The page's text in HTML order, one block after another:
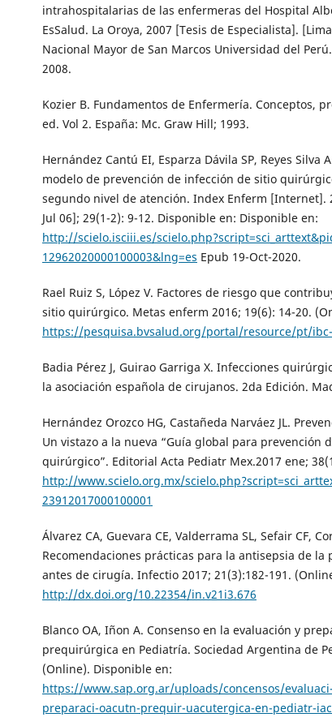
intrahospitalarias de las enfermeras del Hospital
EsSalud. La Oroya, 2007 [Tesis de Especialista].
Nacional Mayor de San Marcos Universidad del
2008.
Kozier B. Fundamentos de Enfermería. Conceptos,
ed. Vol 2. España: Mc. Graw Hill; 1993.
Hernández Cantú EI, Esparza Dávila SP, Reyes Silva
modelo de prevención de infección de sitio
segundo nivel de atención. Index Enferm [Internet].
Jul 06]; 29(1-2): 9-12. Disponible en: Disponible en:
http://scielo.isciii.es/
12962020000100003&lng=es Epub 19-Oct-2020.
Rael Ruiz S, López V. Factores de riesgo que
sitio quirúrgico. Metas enferm 2016; 19(6): 14-20.
https://pesquisa.bvsalud.org/portal/resource/pt/ibc-
Badia Pérez J, Guirao Garriga X. Infecciones
la asociación española de cirujanos. 2da Edición.
Hernández Orozco HG, Castañeda Narváez JL.
Un vistazo a la nueva “Guía global para prevención
quirúrgico”. Editorial Acta Pediatr Mex.2017 ene;
http://www.scielo.org.mx/
23912017000100001
Álvarez CA, Guevara CE, Valderrama SL, Sefair CF,
Recomendaciones prácticas para la antisepsia de la
antes de cirugía. Infectio 2017; 21(3):182-191.
http://dx.doi.org/10.22354/in.v21i3.676
Blanco OA, Iñon A. Consenso en la evaluación y
prequirúrgica en Pediatría. Sociedad Argentina de
(Online). Disponible en:
https://www.sap.org.ar/uploads/concensos/
preparaci-oacutn-prequir-uacutergica-en-pediatr-